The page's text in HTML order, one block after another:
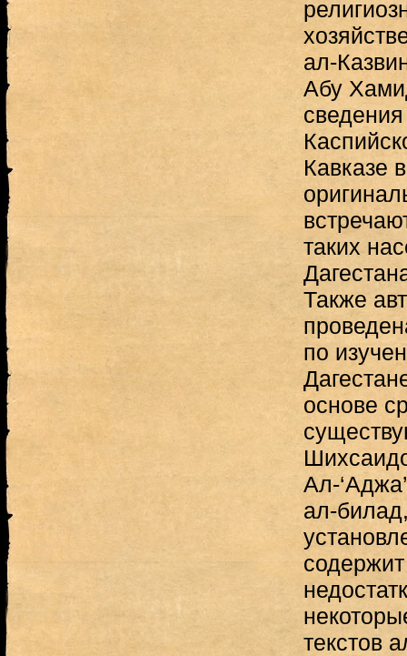
ал-
Абу
Кавказе
таких
Также
по
основе
Ал-
ал-
текстов